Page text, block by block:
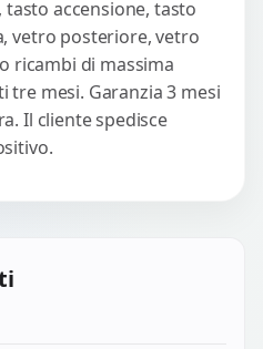
accensione, tasto
vetro posteriore, vetro
ricambi di massima
tre mesi. Garanzia 3 mesi
Il cliente spedisce